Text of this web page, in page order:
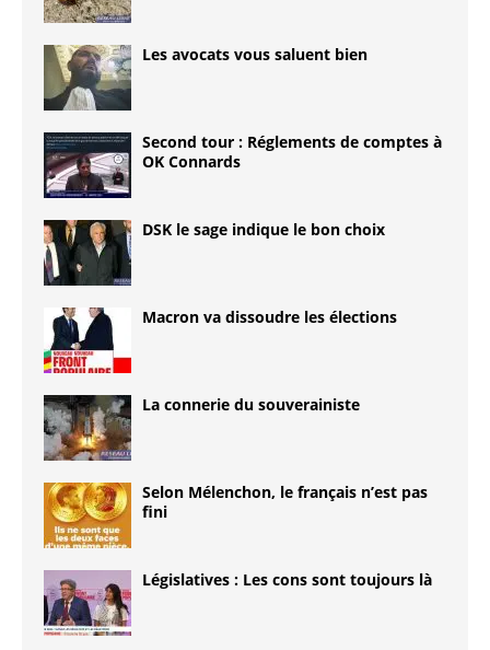
Les avocats vous saluent bien
Second tour : Réglements de comptes à
OK Connards
DSK le sage indique le bon choix
Macron va dissoudre les élections
La connerie du souverainiste
Selon Mélenchon, le français n’est pas
fini
Législatives : Les cons sont toujours là